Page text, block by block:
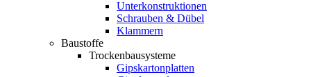
Unterkonstruktionen
Schrauben & Dübel
Klammern
Baustoffe
Trockenbausysteme
Gipskartonplatten